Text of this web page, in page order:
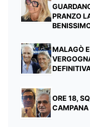
PRANZO
MALAGÒ
ORE 18,
CAMPANA